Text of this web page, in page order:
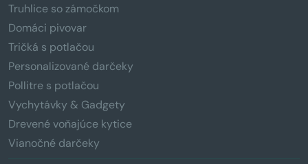
Truhlice so zámočkom
Domáci pivovar
Tričká s potlačou
Personalizované darčeky
Pollitre s potlačou
Vychytávky & Gadgety
Drevené voňajúce kytice
Vianočné darčeky